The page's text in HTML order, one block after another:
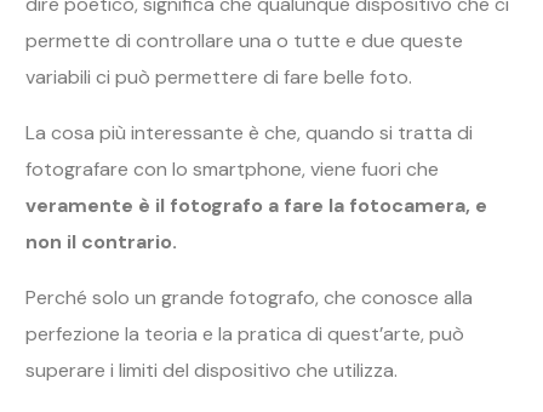
permette di controllare una o tutte e due queste
variabili ci può permettere di fare belle foto.
La cosa più interessante è che, quando si tratta di
fotografare con lo smartphone, viene fuori che
veramente è il fotografo a fare la fotocamera, e
non il contrario.
Perché solo un grande fotografo, che conosce alla
perfezione la teoria e la pratica di quest’arte, può
superare i limiti del dispositivo che utilizza.